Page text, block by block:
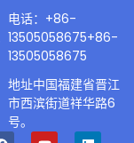
电话：+86-
13505058675+86-
13505058675
地址中国福建省晋江
市西滨街道祥华路6
号。